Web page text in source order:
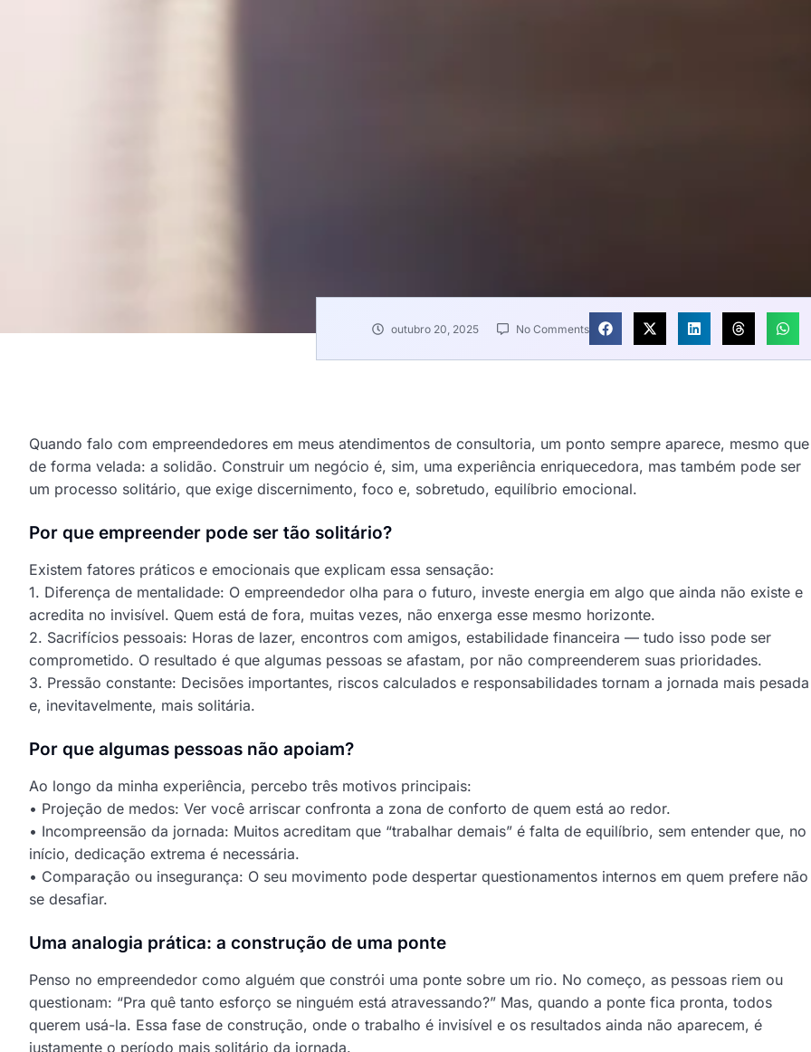
outubro 20, 2025 No Comments
Quando falo com empreendedores em meus atendimentos de consultoria, um ponto sempre aparece, mesmo que
de forma velada: a solidão. Construir um negócio é, sim, uma experiência enriquecedora, mas também pode ser
um processo solitário, que exige discernimento, foco e, sobretudo, equilíbrio emocional.
Por que empreender pode ser tão solitário?
Existem fatores práticos e emocionais que explicam essa sensação:
1. Diferença de mentalidade: O empreendedor olha para o futuro, investe energia em algo que ainda não existe e
acredita no invisível. Quem está de fora, muitas vezes, não enxerga esse mesmo horizonte.
2. Sacrifícios pessoais: Horas de lazer, encontros com amigos, estabilidade financeira — tudo isso pode ser
comprometido. O resultado é que algumas pessoas se afastam, por não compreenderem suas prioridades.
3. Pressão constante: Decisões importantes, riscos calculados e responsabilidades tornam a jornada mais pesada
e, inevitavelmente, mais solitária.
Por que algumas pessoas não apoiam?
Ao longo da minha experiência, percebo três motivos principais:
• Projeção de medos: Ver você arriscar confronta a zona de conforto de quem está ao redor.
• Incompreensão da jornada: Muitos acreditam que “trabalhar demais” é falta de equilíbrio, sem entender que, no
início, dedicação extrema é necessária.
• Comparação ou insegurança: O seu movimento pode despertar questionamentos internos em quem prefere não
se desafiar.
Uma analogia prática: a construção de uma ponte
Penso no empreendedor como alguém que constrói uma ponte sobre um rio. No começo, as pessoas riem ou
questionam: “Pra quê tanto esforço se ninguém está atravessando?” Mas, quando a ponte fica pronta, todos
querem usá-la. Essa fase de construção, onde o trabalho é invisível e os resultados ainda não aparecem, é
justamente o período mais solitário da jornada.
Paulo Mecânico
Linear Roofing &
General Contractors